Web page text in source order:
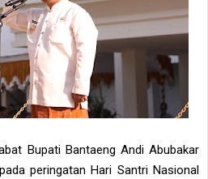
Bupati Bantaeng Andi Abubakar
peringatan Hari Santri Nasional